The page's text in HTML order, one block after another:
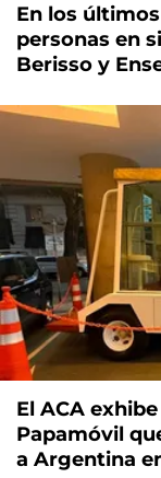
En los
personas en
Berisso y
El ACA
Papamóvil
a Argentina